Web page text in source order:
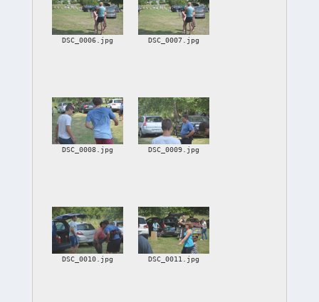
DSC_0006.jpg DSC_0007.jpg
DSC_0008.jpg DSC_0009.jpg
DSC_0010.jpg DSC_0011.jpg